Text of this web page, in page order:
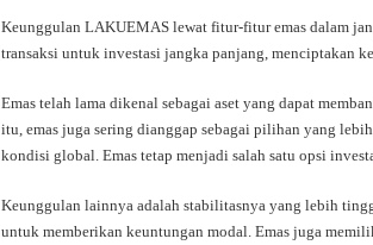
Keunggulan LAKUEMAS lewat fitur-fitur emas dalam
transaksi untuk investasi jangka panjang, menciptakan
Emas telah lama dikenal sebagai aset yang dapat
itu, emas juga sering dianggap sebagai pilihan yang
kondisi global. Emas tetap menjadi salah satu opsi
Keunggulan lainnya adalah stabilitasnya yang lebih
untuk memberikan keuntungan modal. Emas juga